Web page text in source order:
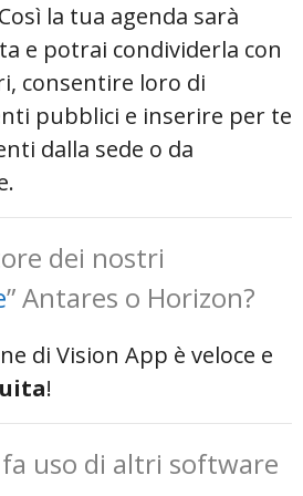
la tua agenda sarà
e potrai condividerla con
consentire loro di
pubblici e inserire per te
dalla sede o da
dei nostri
” Antares o Horizon?
di Vision App è veloce e
!
uso di altri software